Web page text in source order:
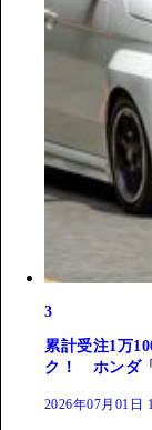
3
累計受注1万
ク！ ホンダ
2026年07月01日